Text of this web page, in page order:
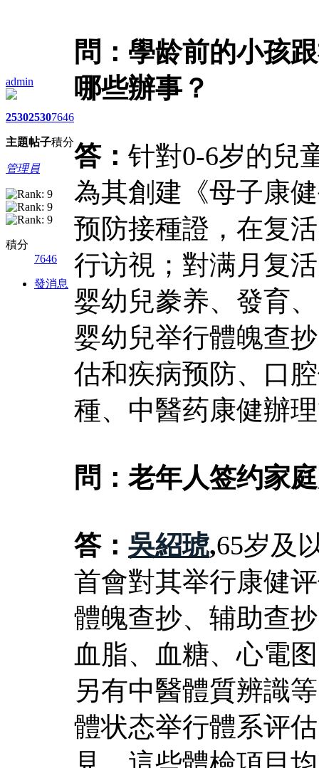
admin
2530
主題
2530
帖子
7646
積分
管理員
積分
7646
發消息
問：學龄前的小孩
哪些辦事？
答： 针對0-6岁的兒
為其創建《母子康
预防接種證，在复
行访視；對满月复
婴幼兒豢养、發育
婴幼兒举行體魄查
估和疾病预防、口
種、中醫药康健辦
問：老年人签约家
答： 吳紹琥,65岁及
首會對其举行康健
體魄查抄、辅助查
血脂、血糖、心電
另有中醫體質辨識
體状态举行體系评